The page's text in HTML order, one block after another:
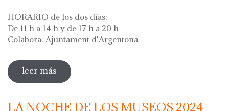
HORARIO de los dos días:
De 11 h a 14 h y de 17 h a 20 h
Colabora: Ajuntament d'Argentona
leer más sobre diada de la flor - l'ou com balla a la
font
LA NOCHE DE LOS MUSEOS 2024